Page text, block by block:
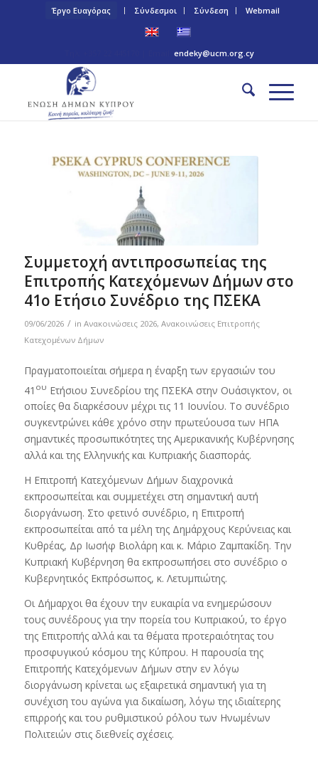
Έργο Ευαγόρας Σύνδεσμοι Σύνδεση Webmail
endeky@ucm.org.cy
Συμμετοχή αντιπροσωπείας της
Επιτροπής Κατεχόμενων Δήμων στο
41ο Ετήσιο Συνέδριο της ΠΣΕΚΑ
09/06/2026 / in Ανακοινώσεις 2026, Ανακοινώσεις Επιτροπής
Κατεχομένων Δήμων
Πραγματοποιείται σήμερα η έναρξη των εργασιών του
41 ου Ετήσιου Συνεδρίου της ΠΣΕΚΑ στην Ουάσιγκτον, οι
οποίες θα διαρκέσουν μέχρι τις 11 Ιουνίου. Το συνέδριο
συγκεντρώνει κάθε χρόνο στην πρωτεύουσα των ΗΠΑ
σημαντικές προσωπικότητες της Αμερικανικής Κυβέρνησης
αλλά και της Ελληνικής και Κυπριακής διασποράς.
Η Επιτροπή Κατεχόμενων Δήμων διαχρονικά
εκπροσωπείται και συμμετέχει στη σημαντική αυτή
διοργάνωση. Στο φετινό συνέδριο, η Επιτροπή
εκπροσωπείται από τα μέλη της Δημάρχους Κερύνειας και
Κυθρέας, Δρ Ιωσήφ Βιολάρη και κ. Μάριο Ζαμπακίδη. Την
Κυπριακή Κυβέρνηση θα εκπροσωπήσει στο συνέδριο ο
Κυβερνητικός Εκπρόσωπος, κ. Λετυμπιώτης.
Οι Δήμαρχοι θα έχουν την ευκαιρία να ενημερώσουν
τους συνέδρους για την πορεία του Κυπριακού, το έργο
της Επιτροπής αλλά και τα θέματα προτεραιότητας του
προσφυγικού κόσμου της Κύπρου. Η παρουσία της
Επιτροπής Κατεχόμενων Δήμων στην εν λόγω
διοργάνωση κρίνεται ως εξαιρετικά σημαντική για τη
συνέχιση του αγώνα για δικαίωση, λόγω της ιδιαίτερης
επιρροής και του ρυθμιστικού ρόλου των Ηνωμένων
Πολιτειών στις διεθνείς σχέσεις.